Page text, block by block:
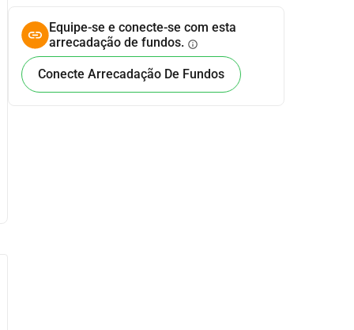
Equipe-se e conecte-se com esta
arrecadação de fundos. info
Conecte Arrecadação De Fundos